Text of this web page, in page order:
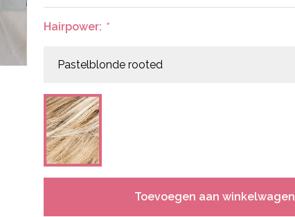
Hairpower: *
Toevoegen aan winkelwagen